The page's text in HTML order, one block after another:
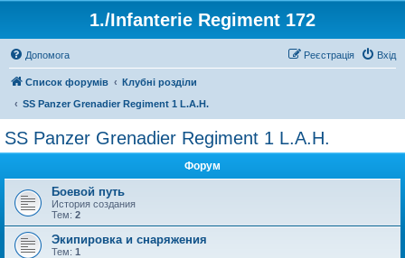
1./Infanterie Regiment 172
Допомога Вхід
Реєстрація
Список форумів
Клубні розділи
SS Panzer Grenadier Regiment 1 L.A.H.
SS Panzer Grenadier Regiment 1 L.A.H.
Форум
Боевой путь
История создания
Тем: 2
Экипировка и снаряжения
Тем: 1